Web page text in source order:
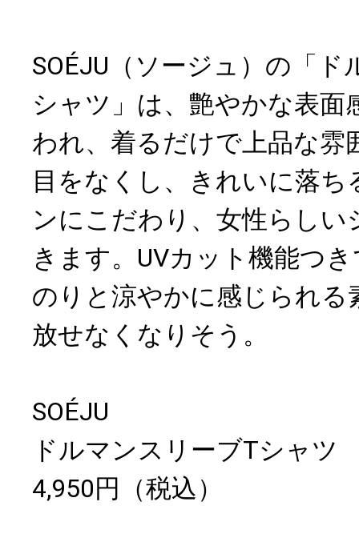
SOÉJU（ソージュ）の「
シャツ」は、艶やかな表面
われ、着るだけで上品な雰
目をなくし、きれいに落ち
ンにこだわり、女性らし
きます。UVカット機能つ
のりと涼やかに感じられる
放せなくなりそう。
SOÉJU
ドルマンスリーブTシャツ
4,950円（税込）